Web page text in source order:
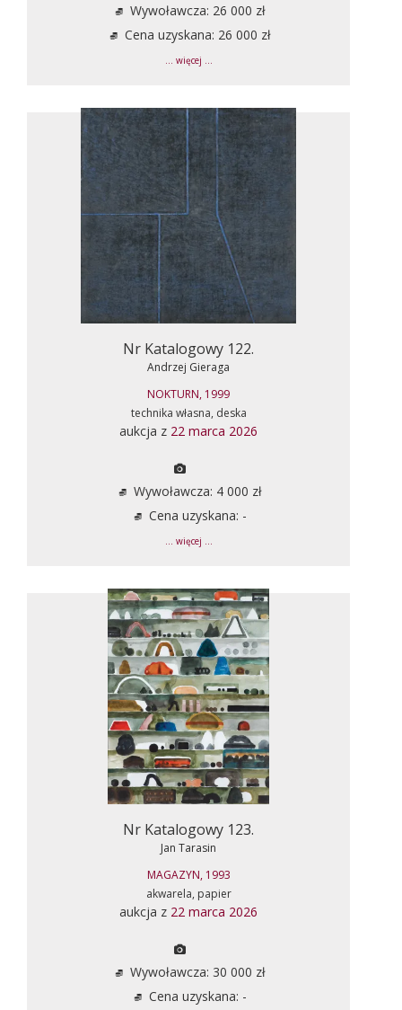
Wywoławcza: 26 000 zł
Cena uzyskana: 26 000 zł
... więcej ...
Nr Katalogowy 122.
Andrzej Gieraga
NOKTURN, 1999
technika własna, deska
aukcja z 22 marca 2026
Wywoławcza: 4 000 zł
Cena uzyskana: -
... więcej ...
Nr Katalogowy 123.
Jan Tarasin
MAGAZYN, 1993
akwarela, papier
aukcja z 22 marca 2026
Wywoławcza: 30 000 zł
Cena uzyskana: -